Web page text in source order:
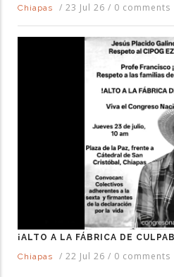
Chiapas
/ 23 Jul 26 / 0 comments
¡ALTO A LA FÁBRICA DE
Chiapas
/ 22 Jul 26 / 0 comments